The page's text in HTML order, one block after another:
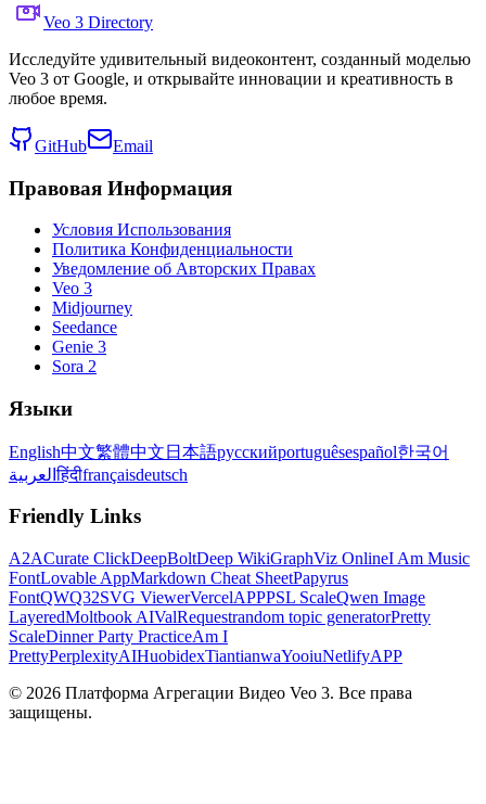
Veo 3 Directory
Исследуйте удивительный видеоконтент, созданный моделью
Veo 3 от Google, и открывайте инновации и креативность в
любое время.
GitHub Email
Правовая Информация
Условия Использования
Политика Конфиденциальности
Уведомление об Авторских Правах
Veo 3
Midjourney
Seedance
Genie 3
Sora 2
Языки
English中文繁體中文 日本語русскийportuguêsespañol한국어
العربيةहिंदीfrançaisdeutsch
Friendly Links
A2ACurate ClickDeepBoltDeep WikiGraphViz OnlineI Am Music
FontLovable AppMarkdown Cheat SheetPapyrus
FontQWQ32SVG ViewerVercelAPPPSL ScaleQwen Image
LayeredMoltbook AIValRequestrandom topic generatorPretty
ScaleDinner Party PracticeAm I
PrettyPerplexityAIHuobidexTiantianwaYooiuNetlifyAPP
© 2026 Платформа Агрегации Видео Veo 3. Все права
защищены.